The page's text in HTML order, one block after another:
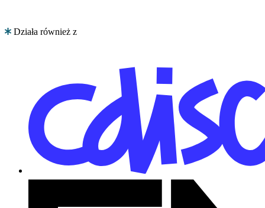
Działa również z